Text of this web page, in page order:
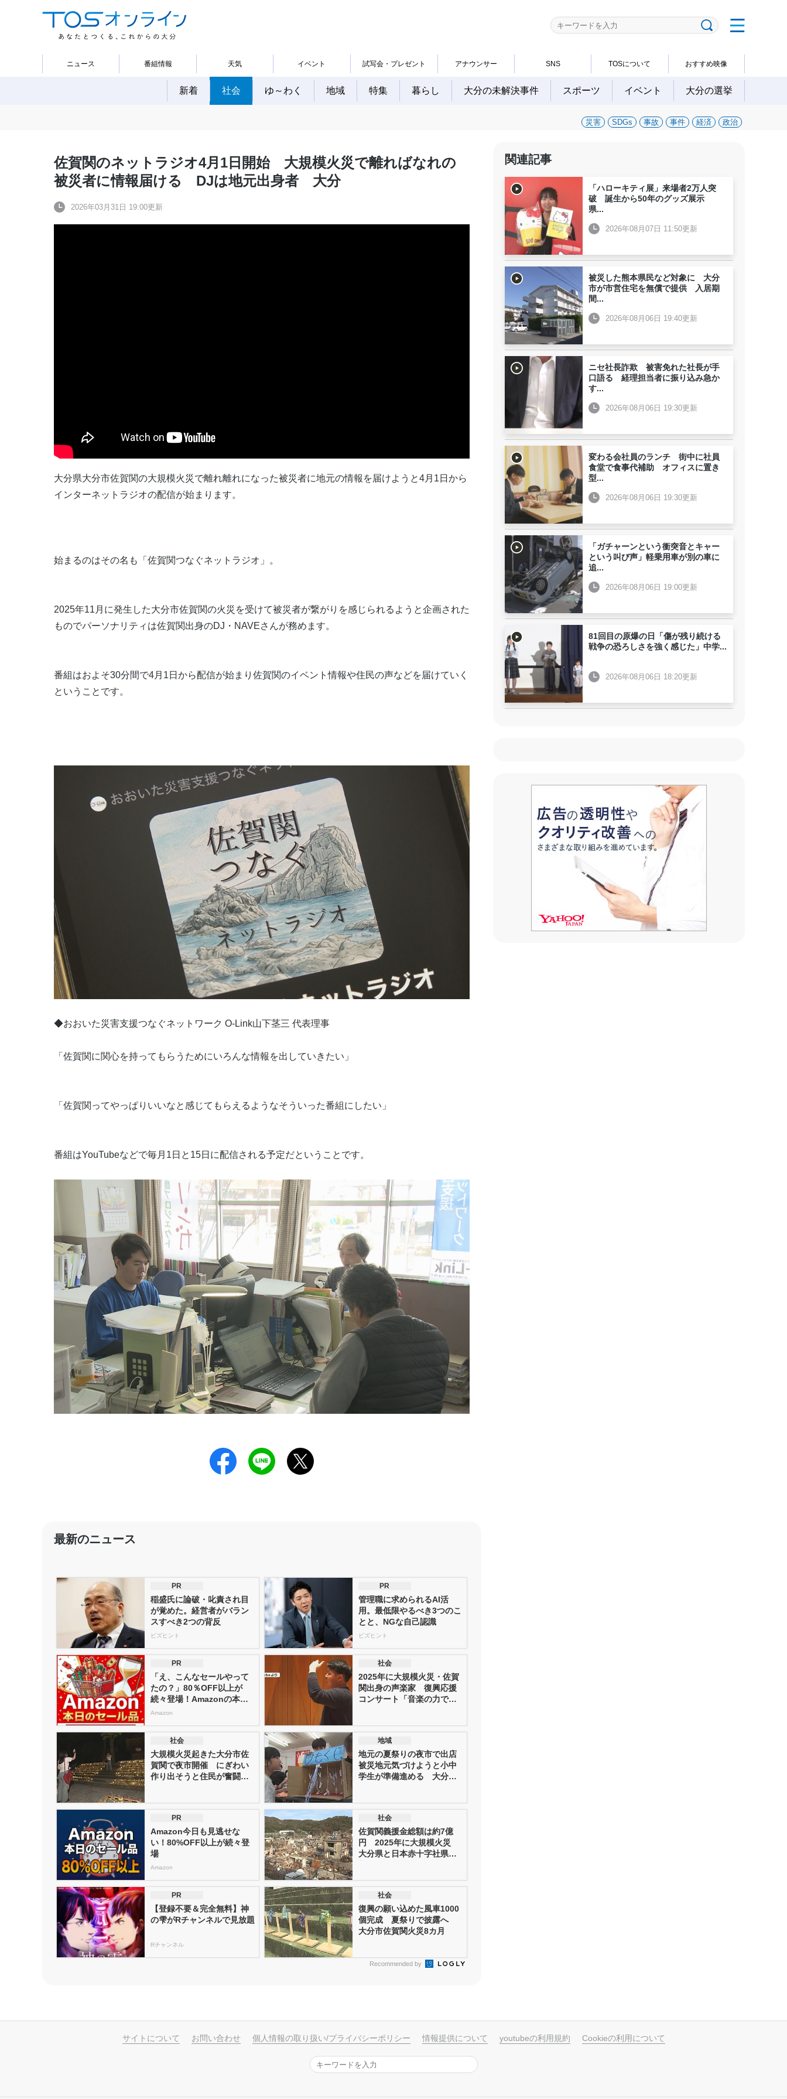
ニュース 番組情報 天気 イベント 試写会・プレゼント アナウンサー SNS TOSについて おすすめ映像
新着 社会 ゆ～わく 地域 特集 暮らし 大分の未解決事件 スポーツ イベント 大分の選挙
災害 SDGs 事故 事件 経済 政治
佐賀関のネットラジオ4月1日開始 大規模火災で離ればなれの
被災者に情報届ける DJは地元出身者 大分
2026年03月31日 19:00更新
大分県大分市佐賀関の大規模火災で離れ離れになった被災者に地元の情報を届けようと4月1日から
インターネットラジオの配信が始まります。
始まるのはその名も「佐賀関つなぐネットラジオ」。
2025年11月に発生した大分市佐賀関の火災を受けて被災者が繋がりを感じられるようと企画された
ものでパーソナリティは佐賀関出身のDJ・NAVEさんが務めます。
番組はおよそ30分間で4月1日から配信が始まり佐賀関のイベント情報や住民の声などを届けていく
ということです。
◆おおいた災害支援つなぐネットワーク O-Link山下茎三 代表理事
「佐賀関に関心を持ってもらうためにいろんな情報を出していきたい」
「佐賀関ってやっぱりいいなと感じてもらえるようなそういった番組にしたい」
番組はYouTubeなどで毎月1日と15日に配信される予定だということです。
最新のニュース
PR
稲盛氏に論破・叱責され目
が覚めた。経営者がバラン
スすべき2つの背反
ビズヒント
PR
管理職に求められるAI活
用。最低限やるべき3つのこ
とと、NGな自己認識
ビズヒント
PR
「え、こんなセールやって
たの？」80％OFF以上が
続々登場！Amazonの本気
が...
Amazon
社会
2025年に大規模火災・佐賀
関出身の声楽家 復興応援
コンサート「音楽の力で地
社会
大規模火災起きた大分市佐
賀関で夜市開催 にぎわい
作り出そうと住民が奮闘
地域
地元の夏祭りの夜市で出店
被災地元気づけようと小中
学生が準備進める 大分市
PR
Amazon今日も見逃せな
い！80%OFF以上が続々登
場
Amazon
社会
佐賀関義援金総額は約7億
円 2025年に大規模火災
大分県と日本赤十字社県支
PR
【登録不要＆完全無料】神
の雫がRチャンネルで見放題
Rチャンネル
社会
復興の願い込めた風車1000
個完成 夏祭りで披露へ
大分市佐賀関火災8カ月
Recommended by
関連記事
「ハローキティ展」来場者2万人突
破 誕生から50年のグッズ展示
県...
2026年08月07日 11:50更新
被災した熊本県民など対象に 大分
市が市営住宅を無償で提供 入居期
間...
2026年08月06日 19:40更新
ニセ社長詐欺 被害免れた社長が手
口語る 経理担当者に振り込み急か
す...
2026年08月06日 19:30更新
変わる会社員のランチ 街中に社員
食堂で食事代補助 オフィスに置き
型...
2026年08月06日 19:30更新
「ガチャーンという衝突音とキャー
という叫び声」軽乗用車が別の車に
追...
2026年08月06日 19:00更新
81回目の原爆の日「傷が残り続ける
戦争の恐ろしさを強く感じた」中学...
2026年08月06日 18:20更新
サイトについて お問い合わせ 個人情報の取り扱い/プライバシーポリシー 情報提供について youtubeの利用規約 Cookieの利用について